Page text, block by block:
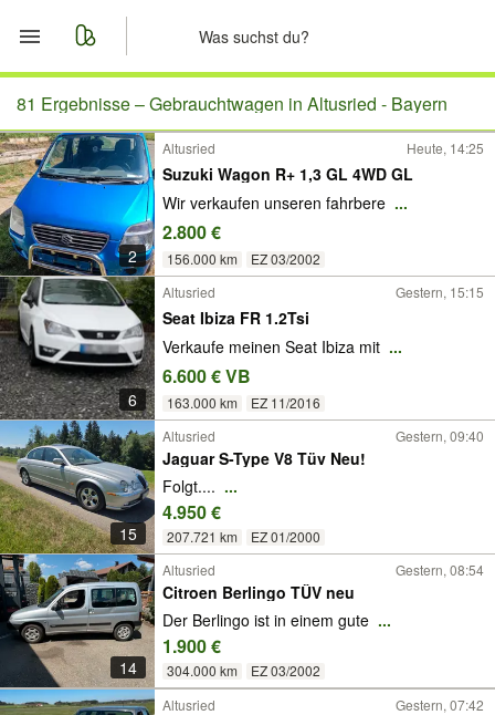
Start
Merkliste
Nachrichten
Anzeige aufgeben
81 Ergebnisse –Gebrauchtwagen in Altusried - Bayern
2
Altusried Heute, 14:25
Suzuki Wagon R+ 1,3 GL 4WD GL
Wir verkaufen unseren fahrbere ...
2.800 €
156.000 km EZ 03/2002
6
Altusried Gestern, 15:15
Seat Ibiza FR 1.2Tsi
Verkaufe meinen Seat Ibiza mit ...
6.600 € VB
163.000 km EZ 11/2016
15
Altusried Gestern, 09:40
Jaguar S-Type V8 Tüv Neu!
Folgt.... ...
4.950 €
207.721 km EZ 01/2000
14
Altusried Gestern, 08:54
Citroen Berlingo TÜV neu
Der Berlingo ist in einem gute ...
1.900 €
304.000 km EZ 03/2002
Altusried Gestern, 07:42